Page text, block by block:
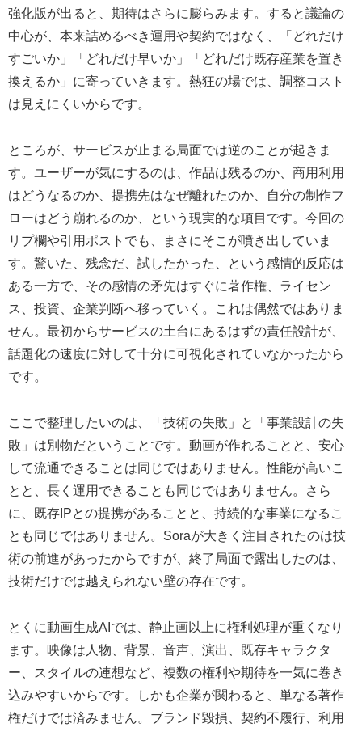
強化版が出ると、期待はさらに膨らみます。すると議論の
中心が、本来詰めるべき運用や契約ではなく、「どれだけ
すごいか」「どれだけ早いか」「どれだけ既存産業を置き
換えるか」に寄っていきます。熱狂の場では、調整コスト
は見えにくいからです。
ところが、サービスが止まる局面では逆のことが起きま
す。ユーザーが気にするのは、作品は残るのか、商用利用
はどうなるのか、提携先はなぜ離れたのか、自分の制作フ
ローはどう崩れるのか、という現実的な項目です。今回の
リプ欄や引用ポストでも、まさにそこが噴き出していま
す。驚いた、残念だ、試したかった、という感情的反応は
ある一方で、その感情の矛先はすぐに著作権、ライセン
ス、投資、企業判断へ移っていく。これは偶然ではありま
せん。最初からサービスの土台にあるはずの責任設計が、
話題化の速度に対して十分に可視化されていなかったから
です。
ここで整理したいのは、「技術の失敗」と「事業設計の失
敗」は別物だということです。動画が作れることと、安心
して流通できることは同じではありません。性能が高いこ
とと、長く運用できることも同じではありません。さら
に、既存IPとの提携があることと、持続的な事業になるこ
とも同じではありません。Soraが大きく注目されたのは技
術の前進があったからですが、終了局面で露出したのは、
技術だけでは越えられない壁の存在です。
とくに動画生成AIでは、静止画以上に権利処理が重くなり
ます。映像は人物、背景、音声、演出、既存キャラクタ
ー、スタイルの連想など、複数の権利や期待を一気に巻き
込みやすいからです。しかも企業が関わると、単なる著作
権だけでは済みません。ブランド毀損、契約不履行、利用